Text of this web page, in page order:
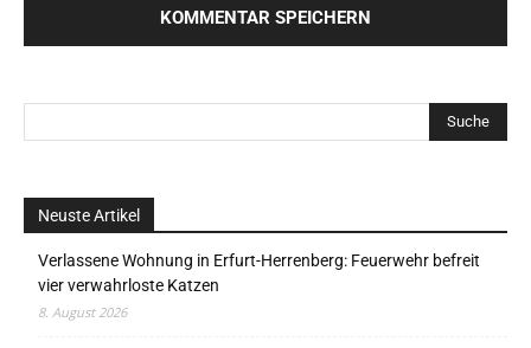
Neuste Artikel
Verlassene Wohnung in Erfurt-Herrenberg: Feuerwehr befreit
vier verwahrloste Katzen
8. August 2026